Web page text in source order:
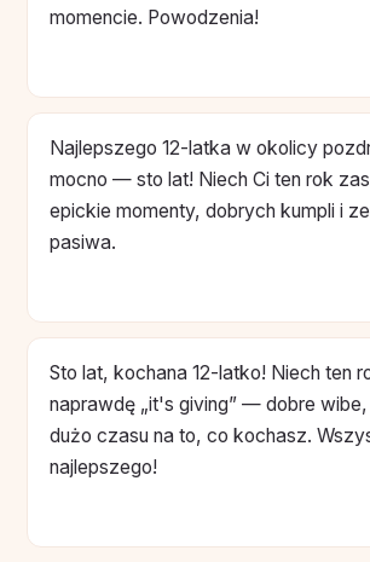
momencie. Powodzenia!
Najlepszego 12-latka w okolicy
mocno — sto lat! Niech Ci ten rok
epickie momenty, dobrych kumpli i
pasiwa.
Sto lat, kochana 12-latko! Niech ten
naprawdę „it's giving” — dobre
dużo czasu na to, co kochasz.
najlepszego!